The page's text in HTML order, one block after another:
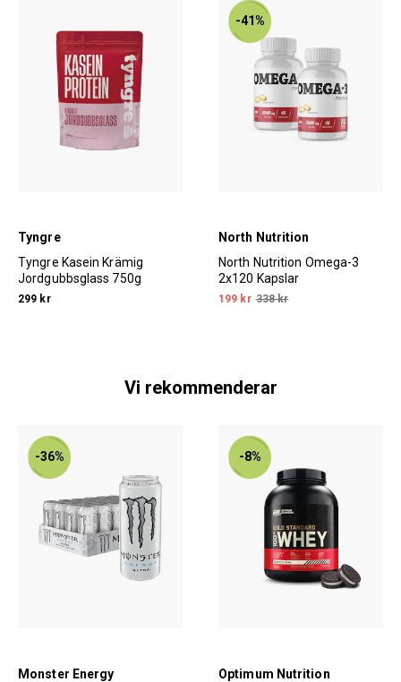
Tyngre
Tyngre Kasein Krämig
Jordgubbsglass 750g
299 kr
-41%
North Nutrition
North Nutrition Omega-3
2x120 Kapslar
199 kr 338 kr
Vi rekommenderar
-36%
Monster Energy
-8%
Optimum Nutrition